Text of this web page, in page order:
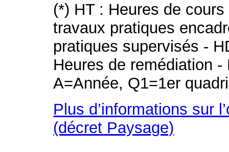
(*) HT : Heures de
travaux pratiques
pratiques supervisés -
Heures de remédiation
A=Année, Q1=1er
Plus d’informations sur
(décret Paysage)